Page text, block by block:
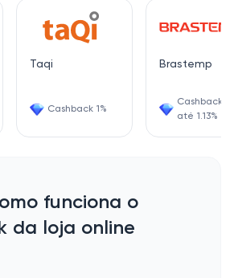
Taqi
Cashback 1%
Brastemp
Cashback
até 1.13%
funciona o
da loja online